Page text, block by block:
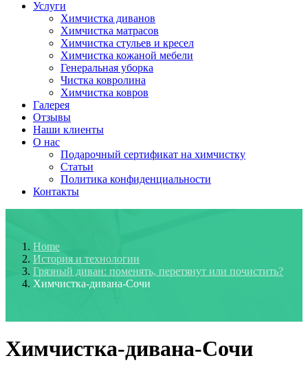
Услуги
Химчистка диванов
Химчистка матрасов
Химчистка стульев и кресел
Химчистка кожаной мебели
Генеральная уборка
Чистка ковролина
Химчистка ковров
Галерея
Отзывы
Наши клиенты
О нас
Подарочный сертификат на химчистку
Статьи
Политика конфиденциальности
Контакты
Home
История и технологии
Грязный диван: поменять, перетянут или почистить?
Химчистка-дивана-Сочи
Химчистка-дивана-Сочи